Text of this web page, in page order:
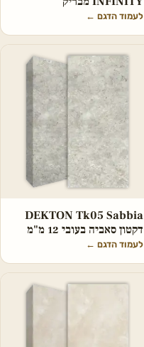
לעמוד הדגם ←
DEKTON Tk05 Sabbia
דקטון סאביה בעובי 12 מ"מ
לעמוד הדגם ←